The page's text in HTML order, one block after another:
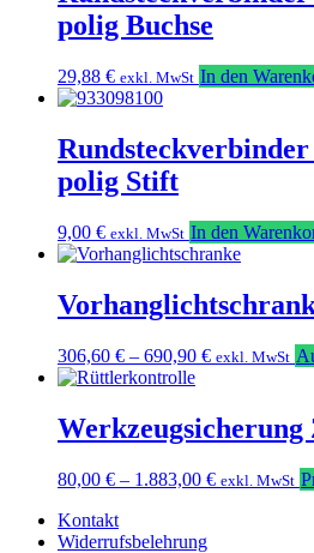
polig Buchse
29,88 € exkl. MwSt In den
polig Stift
9,00 € exkl. MwSt In den
306,60 € – 690,90 € exkl. MwSt
Werkzeugsicherung
80,00 € – 1.883,00 € exkl. MwSt
Kontakt
Widerrufsbelehrung